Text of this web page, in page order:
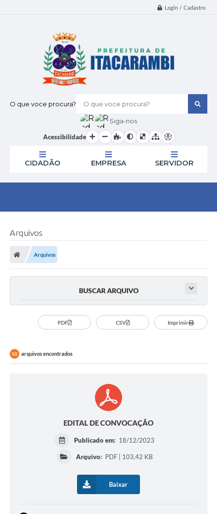
Login / Cadastro
O que voce procura?
Siga-nos
Acessibilidade
CIDADÃO EMPRESA SERVIDOR
Arquivos
Arquivos
BUSCAR ARQUIVO
PDF CSV Imprimir
50 arquivos encontrados
EDITAL DE CONVOCAÇÃO
Publicado em: 18/12/2023
Arquivo: PDF | 103,42 KB
Baixar